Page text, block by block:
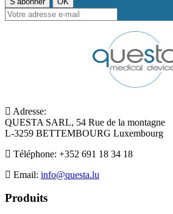
Adresse:
QUESTA SARL, 54 Rue de la montagne
L-3259 BETTEMBOURG Luxembourg
Téléphone: +352 691 18 34 18
Email: info@questa.lu
Produits